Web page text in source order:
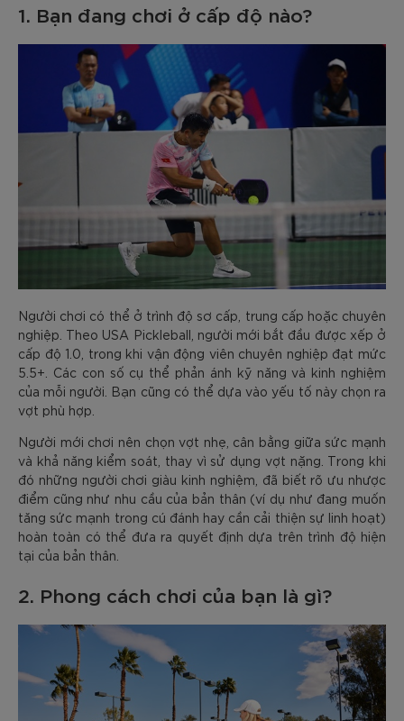
1. Bạn đang chơi ở cấp độ nào?
Người chơi có thể ở trình độ sơ cấp, trung cấp hoặc chuyên
nghiệp. Theo USA Pickleball, người mới bắt đầu được xếp ở
cấp độ 1.0, trong khi vận động viên chuyên nghiệp đạt mức
5.5+. Các con số cụ thể phản ánh kỹ năng và kinh nghiệm
của mỗi người. Bạn cũng có thể dựa vào yếu tố này chọn ra
vợt phù hợp.
Người mới chơi nên chọn vợt nhẹ, cân bằng giữa sức mạnh
và khả năng kiểm soát, thay vì sử dụng vợt nặng. Trong khi
đó những người chơi giàu kinh nghiệm, đã biết rõ ưu nhược
điểm cũng như nhu cầu của bản thân (ví dụ như đang muốn
tăng sức mạnh trong cú đánh hay cần cải thiện sự linh hoạt)
hoàn toàn có thể đưa ra quyết định dựa trên trình độ hiện
tại của bản thân.
2. Phong cách chơi của bạn là gì?